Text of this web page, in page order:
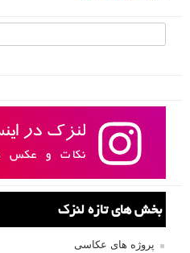
بخش های تازه لنزک
پروژه های عکاسی